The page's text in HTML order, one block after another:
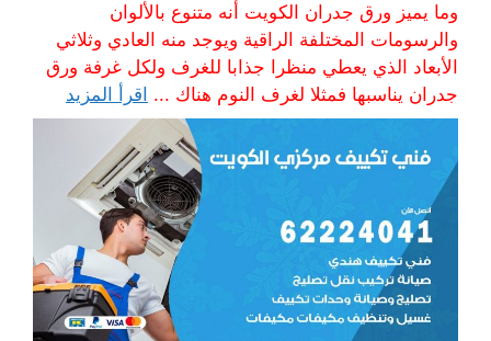
وما يميز ورق جدران الكويت أنه متنوع بالألوان
والرسومات المختلفة الراقية ويوجد منه العادي وثلاثي
الأبعاد الذي يعطي منظرا جذابا للغرف ولكل غرفة ورق
جدران يناسبها فمثلا لغرف النوم هناك ... اقرأ المزيد